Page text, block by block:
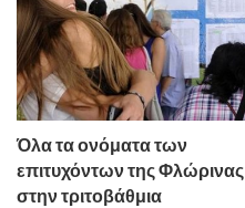
Όλα τα ονόματα των
επιτυχόντων της Φλώρινας
στην τριτοβάθμια